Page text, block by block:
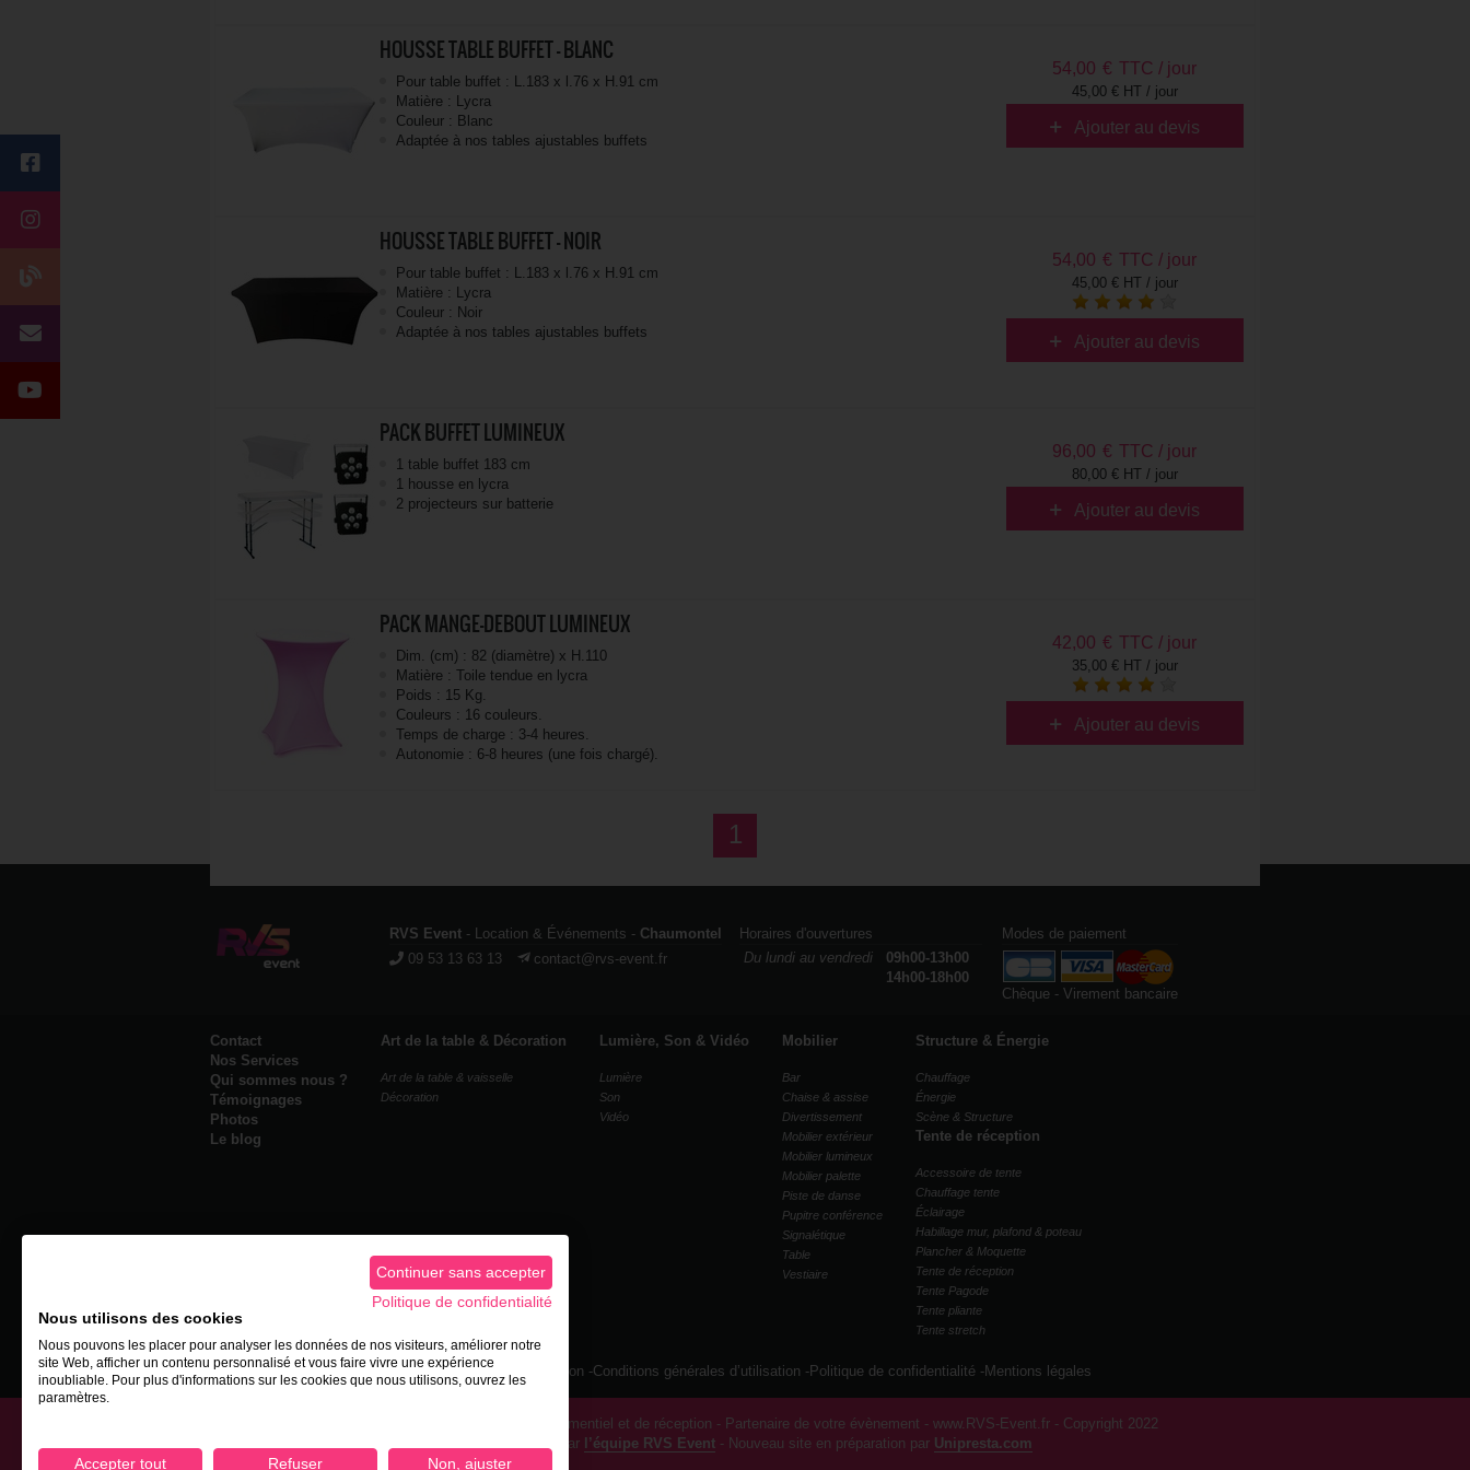
HOUSSE TABLE BUFFET - BLANC
Pour table buffet : L.183 x l.76 x H.91 cm
Matière : Lycra
Couleur : Blanc
Adaptée à nos tables ajustables buffets
54,00 € TTC / jour
45,00 € HT / jour
Ajouter au devis
HOUSSE TABLE BUFFET - NOIR
Pour table buffet : L.183 x l.76 x H.91 cm
Matière : Lycra
Couleur : Noir
Adaptée à nos tables ajustables buffets
54,00 € TTC / jour
45,00 € HT / jour
Ajouter au devis
PACK BUFFET LUMINEUX
1 table buffet 183 cm
1 housse en lycra
2 projecteurs sur batterie
96,00 € TTC / jour
80,00 € HT / jour
Ajouter au devis
PACK MANGE-DEBOUT LUMINEUX
Dim. (cm) : 82 (diamètre) x H.110
Matière : Toile tendue en lycra
Poids : 15 Kg.
Couleurs : 16 couleurs.
Temps de charge : 3-4 heures.
Autonomie : 6-8 heures (une fois chargé).
42,00 € TTC / jour
35,00 € HT / jour
Ajouter au devis
1
RVS Event - Location & Événements - Chaumontel
09 53 13 63 13
contact@rvs-event.fr
Horaires d'ouvertures
Du lundi au vendredi
09h00-13h00
14h00-18h00
Modes de paiement
Chèque - Virement bancaire
Contact
Nos Services
Qui sommes nous ?
Témoignages
Photos
Le blog
Art de la table & Décoration
Art de la table & vaisselle
Décoration
Lumière, Son & Vidéo
Lumière
Son
Vidéo
Mobilier
Bar
Chaise & assise
Divertissement
Mobilier extérieur
Mobilier lumineux
Mobilier palette
Piste de danse
Pupitre conférence
Signalétique
Table
Vestiaire
Structure & Énergie
Chauffage
Énergie
Scène & Structure
Tente de réception
Accessoire de tente
Chauffage tente
Éclairage
Habillage mur, plafond & poteau
Plancher & Moquette
Tente de réception
Tente Pagode
Tente pliante
Tente stretch
Conditions générales de location -Conditions générales d’utilisation -Politique de confidentialité -Mentions légales
RVS Event - Location de matériel événementiel et de réception - Partenaire de votre évènement - www.RVS-Event.fr- Copyright 2022
Conception du site par l’équipe RVS Event - Nouveau site en préparation par Unipresta.com
Continuer sans accepter
Politique de confidentialité
Nous utilisons des cookies
Nous pouvons les placer pour analyser les données de nos visiteurs, améliorer notre
site Web, afficher un contenu personnalisé et vous faire vivre une expérience
inoubliable. Pour plus d'informations sur les cookies que nous utilisons, ouvrez les
paramètres.
Accepter tout Refuser Non, ajuster